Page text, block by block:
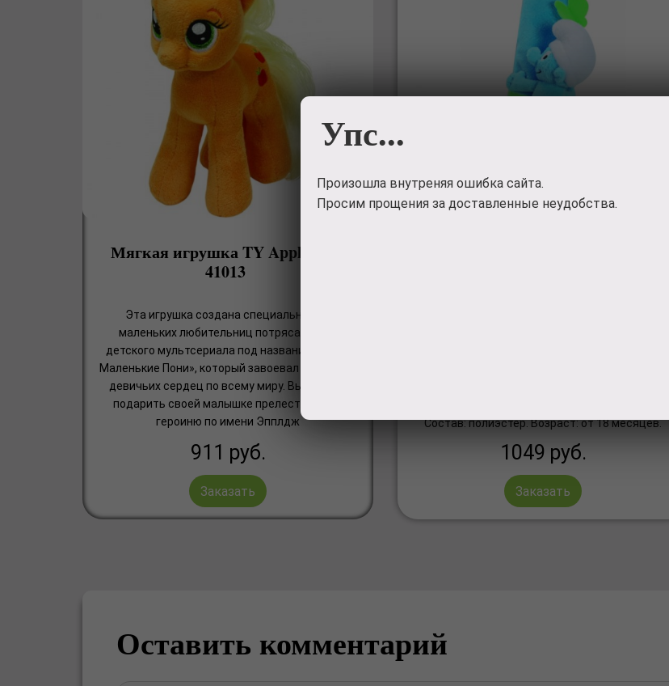
Мягкая игрушка TY Apple Jack
41013
Эта игрушка создана специально для
маленьких любительниц потрясающего
детского мультсериала под названием «Мои
Маленькие Пони», который завоевал миллионы
девичьих сердец по всему миру. Вы можете
подарить своей малышке прелестнейшую
героиню по имени Эпплдж
911 руб.
Заказать
Состав: полиэстер. Возраст: от 18 месяцев.
1049 руб.
Заказать
Оставить комментарий
Упс...
Произошла внутреняя ошибка сайта.
Просим прощения за доставленные неудобства.